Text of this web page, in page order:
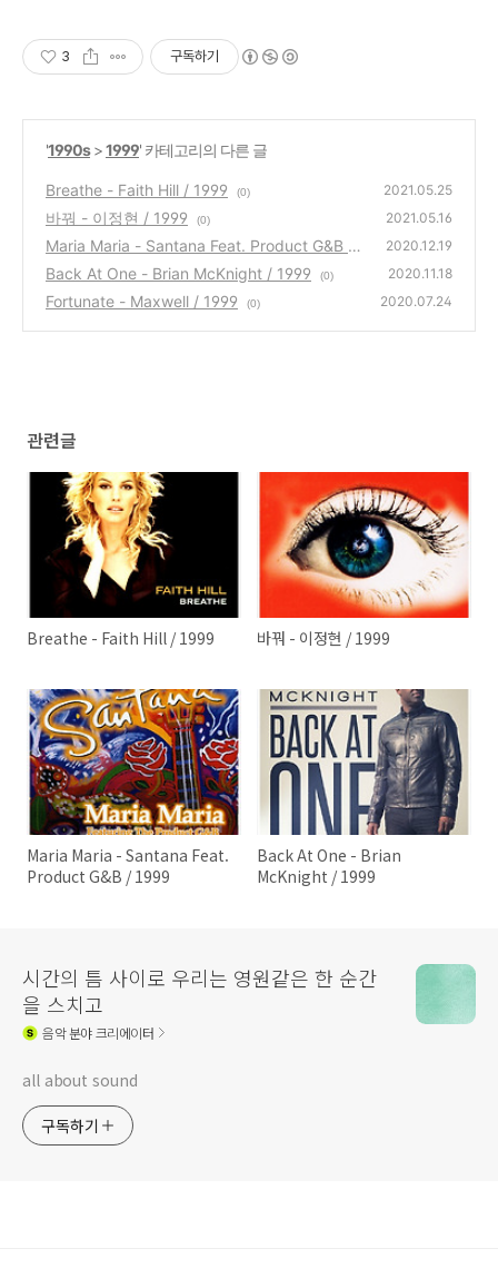
3 구독하기
'1990s>1999' 카테고리의 다른 글
Breathe - Faith Hill / 1999 (0) 2021.05.25
바꿔 - 이정현 / 1999 (0) 2021.05.16
Maria Maria - Santana Feat. Product G&B /
1999
(0)
2020.12.19
Back At One - Brian McKnight / 1999 (0) 2020.11.18
Fortunate - Maxwell / 1999 (0) 2020.07.24
관련글
Breathe - Faith Hill / 1999 바꿔 - 이정현 / 1999
Maria Maria - Santana Feat.
Product G&B / 1999
Back At One - Brian
McKnight / 1999
시간의 틈 사이로 우리는 영원같은 한 순간
을 스치고
음악분야 크리에이터
all about sound
구독하기